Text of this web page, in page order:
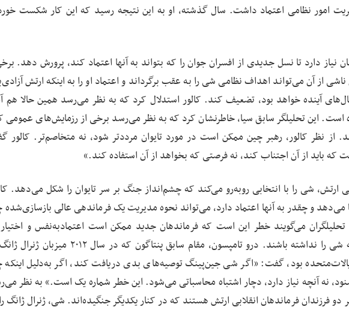
امور نظامی اعتماد داشت. سال گذشته، او به این نتیجه رسید که این کار شکست
نیاز دارد تا نسل جدیدی از افسران جوان را که بتواند به آنها اعتماد کند، پرورش دهد.
از آن می‌تواند اهداف نظامی شی را به عقب برگرداند و اعتماد او را به اینکه ارتش
آینده خواهد بود، تضعیف کند. کالور استدلال کرد که به نظر می‌رسد همین حالا هم
این تحلیلگر سابق سیا، خاطرنشان کرد که به نظر می‌رسد برخی از رزمایش‌های عمومی
از نظر کالور، رهبر چین ممکن است در مورد تایوان مرددتر شود، نه متخاصم‌تر.
که باید از آن اجتناب کند، نه فرصتی که بخواهد از آن استفاده کند.»
شی را با انتخابی روبه‌رو می‌کند که چشم‌انداز جنگ بر سر تایوان را شکل می‌دهد.
می‌دهد و چقدر به آنها اعتماد دارد، می‌تواند نحوه مدیریت یک فرماندهی عالی بازسازی‌شده
می‌گویند خطر این است که فرماندهان جدید ممکن است اعتمادبه‌نفس و اختیار
ارزیابی‌های نظامی صریح به شی را نداشته باشند. درو تامپسون،
بود، گفت: «اگر شی جین‌پینگ توصیه‌های بدی دریافت کند، اگر به‌دلیل اینکه
نه آنچه نیاز دارد، دچار اشتباه محاسباتی می‌شود. این خطر شماره یک است.» به نظر
فرزندان فرماندهان انقلابی ارتش هستند که در کنار یکدیگر جنگیده‌اند. شی، ژنرال ژانگ را